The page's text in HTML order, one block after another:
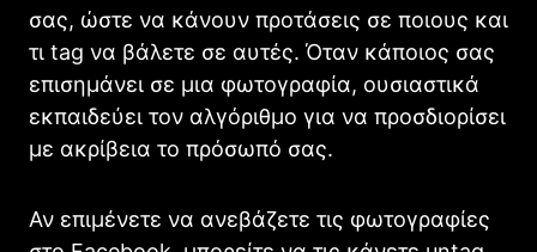
σας, ώστε να κάνουν προτάσεις σε ποιους και
τι tag να βάλετε σε αυτές. Όταν κάποιος σας
επισημάνει σε μια φωτογραφία, ουσιαστικά
εκπαιδεύει τον αλγόριθμο για να προσδιορίσει
με ακρίβεια το πρόσωπό σας.
Αν επιμένετε να ανεβάζετε τις φωτογραφίες